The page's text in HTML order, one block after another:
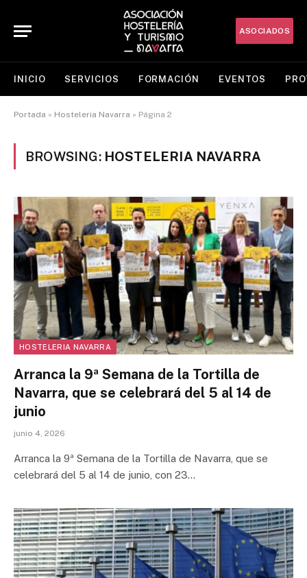
ASOCIADOS
INICIO SERVICIOS FORMACIÓN EVENTOS
Portada » Hosteleria Navarra » Página 2
BROWSING: HOSTELERIA NAVARRA
HOSTELERIA NAVARRA
Arranca la 9ª Semana de la Tortilla de
Navarra, que se celebrará del 5 al 14 de
junio
junio 4, 2026
Arranca la 9ª Semana de la Tortilla de Navarra, que se
celebrará del 5 al 14 de junio, con 23…